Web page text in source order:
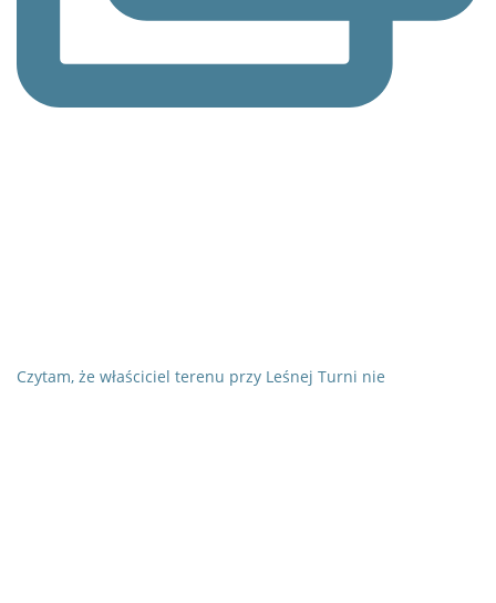
Czytam, że właściciel terenu przy Leśnej Turni nie